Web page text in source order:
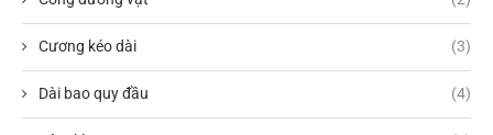
Cương kéo dài (3)
Dài bao quy đầu (4)